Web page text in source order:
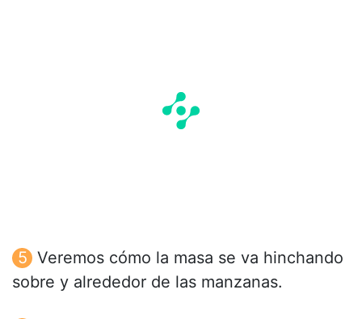
Veremos cómo la masa se va hinchando
sobre y alrededor de las manzanas.